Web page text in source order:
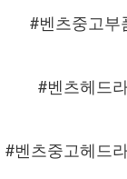
#벤츠중고부
#벤츠헤드
#벤츠중고헤드